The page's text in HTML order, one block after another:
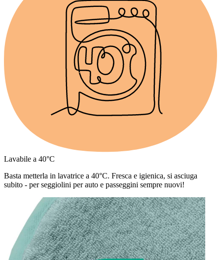
Lavabile a 40°C
Basta metterla in lavatrice a 40°C. Fresca e igienica, si asciuga
subito - per seggiolini per auto e passeggini sempre nuovi!